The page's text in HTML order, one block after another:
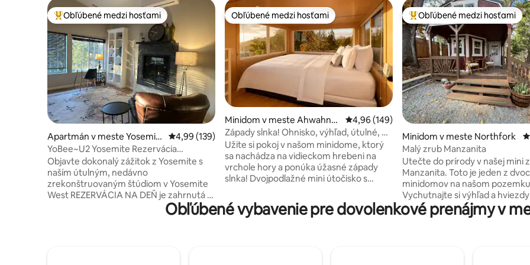
Najobľúbenejšie medzi hosťami
Obľúbené medzi hosťami
Apartmán v meste Yosemit
e National Park
Priemerné ohodnotenie 4,99 z 5, počet hodnotení: 139
4,99 (139)
YoBee~U2 Yosemite Rezervácia
EV~Central~Raňajky
Objavte dokonalý zážitok z Yosemite s
naším útulným, nedávno
zrekonštruovaným štúdiom v Yosemite
West REZERVÁCIA NA DEŇ je zahrnutá v
cene! Preskočte dlhú cestu a počkajte
bránu. Naše štúdio sa nachádza vo vnútri
Obľúbené medzi hosťami
Obľúbené medzi hosťami
Minidom v meste Ahwahne
e
Priemerné ohodnotenie 4,96 z 5, počet
4,96 (149)
Západy slnka! Ohnisko, výhľad, útulné, na
vrchole kopca
Užite si pokoj v našom minidome, ktorý
sa nachádza na vidieckom hrebeni na
vrchole hory a ponúka úžasné západy
slnka! Dvojpodlažné mini útočisko s
pochváliť podkrovím na poschodí s 2
manželskými posteľami, plne zásobenou
Najobľúbenejšie medzi hosťami
Obľúbené medzi hosťami
Minidom v meste Northfork
Malý zrub Manzanita
Utečte do prírody v našej mini
Manzanita. Toto je jeden z
minidomov na našom
Vychutnajte si výhľad a
pokojných 24 akroch, ktoré
zdieľa. Nachádza sa 4,2 km od
vybavená kuchyňa s keurigom,
Obľúbené vybavenie pre dovolenkové prenájmy v